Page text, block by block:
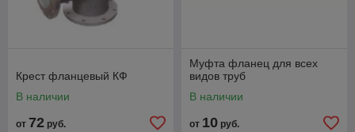
Крест фланцевый КФ
В наличии
от 72 руб.
Муфта фланец для всех
видов труб
В наличии
от 10 руб.